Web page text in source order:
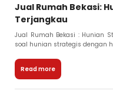
Jual Rumah Bekasi:
Terjangkau
Jual Rumah Bekasi : Hunian
soal hunian strategis dengan
Read more